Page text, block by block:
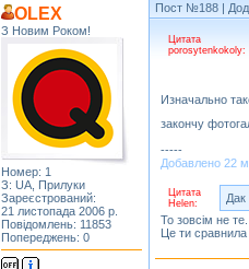
OLEX
З Новим Роком!
Номер: 1
З: UA, Прилуки
Зареєстрований:
21 листопада 2006 р.
Повідомлень: 11853
Попереджень: 0
Пост №188 |
Цитата
porosytenkokoly:
Изначально
закончу
-----
Добавлено 22
Цитата
Helen:
Дак
То зовсім не те.
Це ти сравнила